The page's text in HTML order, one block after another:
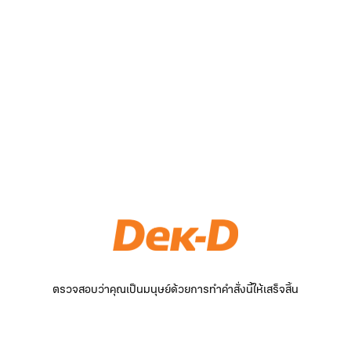
ตรวจสอบว่าคุณเป็นมนุษย์ด้วยการทำคำสั่งนี้ให้เสร็จสิ้น